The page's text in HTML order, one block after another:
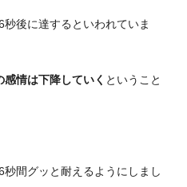
後に達するといわれていま
情は下降していく ということ
間グッと耐えるようにしまし